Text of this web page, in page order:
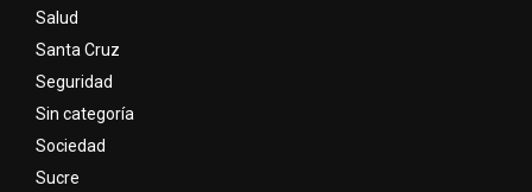
Salud
Santa Cruz
Seguridad
Sin categoría
Sociedad
Sucre